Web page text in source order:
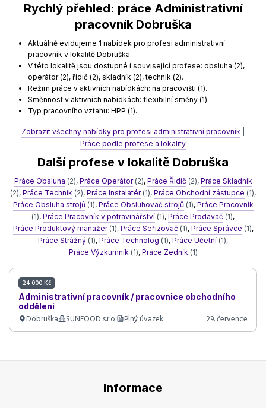
Rychlý přehled: práce Administrativní
pracovník Dobruška
Aktuálně evidujeme 1 nabídek pro profesi administrativní
pracovník v lokalitě Dobruška.
V této lokalitě jsou dostupné i související profese: obsluha (2),
operátor (2), řidič (2), skladník (2), technik (2).
Režim práce v aktivních nabídkách: na pracovišti (1).
Směnnost v aktivních nabídkách: flexibilní směny (1).
Typ pracovního vztahu: HPP (1).
Zobrazit všechny nabídky pro profesi administrativní pracovník
Práce podle profese a lokality
Další profese v lokalitě Dobruška
Práce Obsluha (2), Práce Operátor (2), Práce Řidič (2), Práce Skladník
(2), Práce Technik (2), Práce Instalatér (1), Práce Obchodní zástupce (1),
Práce Obsluha strojů (1), Práce Obsluhovač strojů (1), Práce Pracovník
(1), Práce Pracovník v potravinářství (1), Práce Prodavač (1),
Práce Produktový manažer (1), Práce Seřizovač (1), Práce Správce (1),
Práce Strážný (1), Práce Technolog (1), Práce Účetní (1),
Práce Výzkumník (1), Práce Zedník (1)
24 000 Kč
Administrativní pracovník / pracovnice obchodního
oddělení
Dobruška SUNFOOD s.r.o. Plný úvazek 29. července
Informace